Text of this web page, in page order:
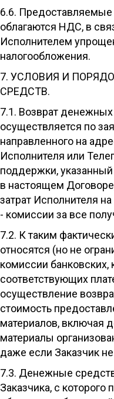
6.6. Предоставляемые
облагаются НДС, в
Исполнителем
налогообложения.
7. УСЛОВИЯ И
СРЕДСТВ.
7.1. Возврат
осуществляется по
направленного на
Исполнителя или
поддержки,
в настоящем
затрат Исполнителя
- комиссии за все
7.2. К таким
относятся (но не
комиссии банковских,
соответствующих
осуществление
стоимость
материалов, включая
материалы
даже если Заказчик
7.3. Денежные
Заказчика, с которого